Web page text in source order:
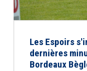
Les Espoirs
dernières
Bordeaux